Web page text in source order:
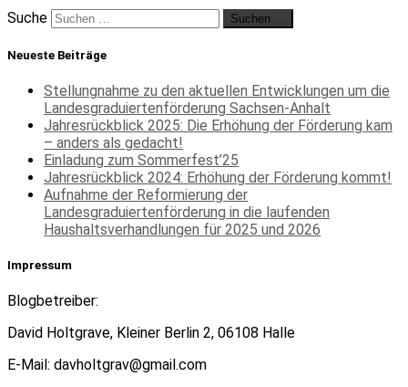
Suche Suchen …
Neueste Beiträge
Stellungnahme zu den aktuellen Entwicklungen um die
Landesgraduiertenförderung Sachsen-Anhalt
Jahresrückblick 2025: Die Erhöhung der Förderung kam
– anders als gedacht!
Einladung zum Sommerfest’25
Jahresrückblick 2024: Erhöhung der Förderung kommt!
Aufnahme der Reformierung der
Landesgraduiertenförderung in die laufenden
Haushaltsverhandlungen für 2025 und 2026
Impressum
Blogbetreiber:
David Holtgrave, Kleiner Berlin 2, 06108 Halle
E-Mail: davholtgrav@gmail.com